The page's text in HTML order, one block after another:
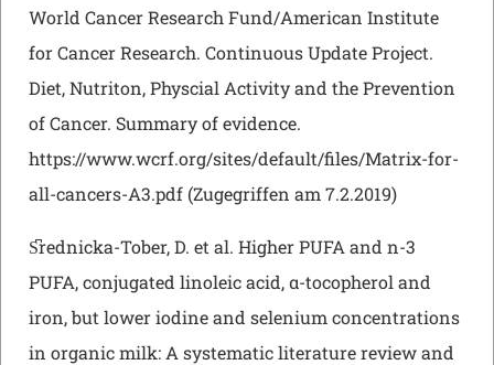
World Cancer Research Fund/American Institute
for Cancer Research. Continuous Update Project.
Diet, Nutriton, Physcial Activity and the Prevention
of Cancer. Summary of evidence.
https://www.wcrf.org/sites/default/files/Matrix-for-
all-cancers-A3.pdf (Zugegriffen am 7.2.2019)
S͆rednicka-Tober, D. et al. Higher PUFA and n-3
PUFA, conjugated linoleic acid, α-tocopherol and
iron, but lower iodine and selenium concentrations
in organic milk: A systematic literature review and